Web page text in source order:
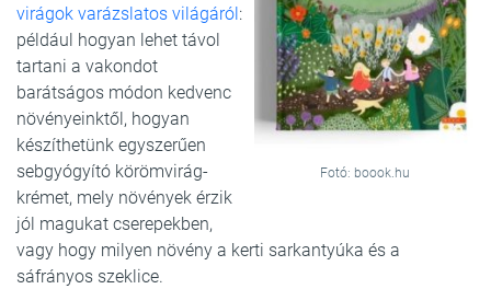
Fotó: boook.hu
virágok varázslatos világáról:
például hogyan lehet távol
tartani a vakondot
barátságos módon kedvenc
növényeinktől, hogyan
készíthetünk egyszerűen
sebgyógyító körömvirág-
krémet, mely növények érzik
jól magukat cserepekben,
vagy hogy milyen növény a kerti sarkantyúka és a
sáfrányos szeklice.